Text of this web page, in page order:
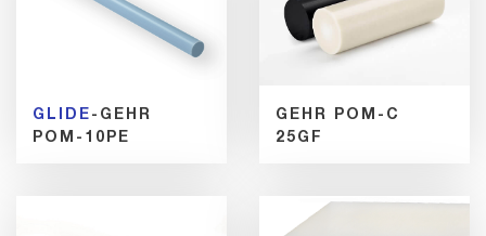
GLIDE-GEHR
POM-10PE
GEHR POM-C
25GF